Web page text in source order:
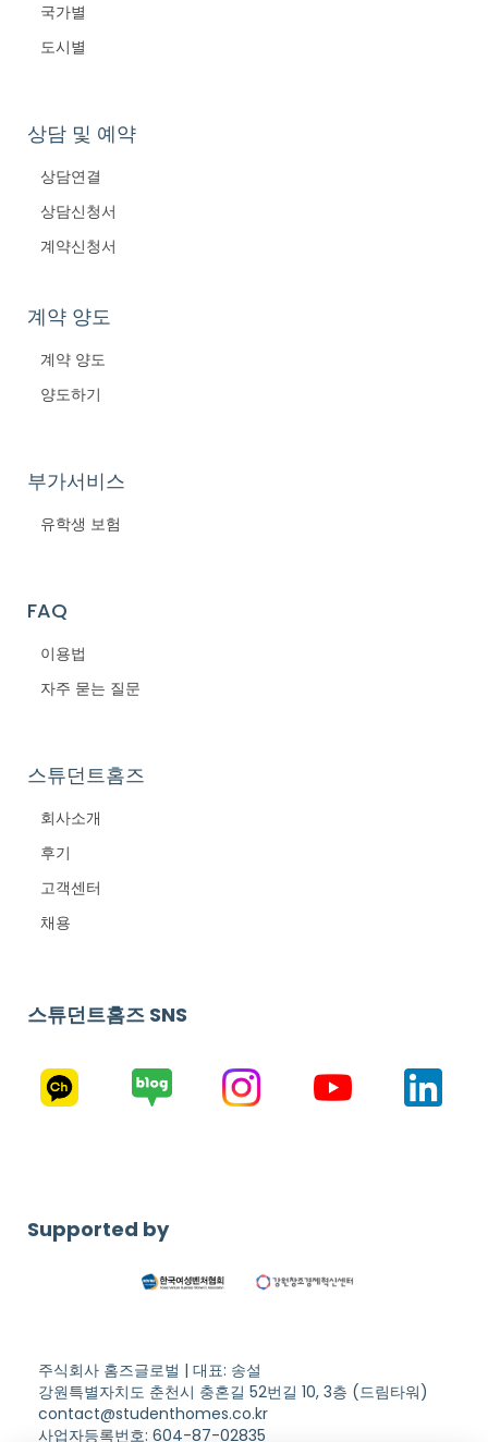
국가별
도시별
상담 및 예약
상담연결
상담신청서
계약신청서
계약 양도
계약 양도
양도하기
부가서비스
유학생 보험
FAQ
이용법
자주 묻는 질문
스튜던트홈즈
회사소개
후기
고객센터
채용
스튜던트홈즈 SNS
Supported by
주식회사 홈즈글로벌 | 대표: 송설
강원특별자치도 춘천시 충혼길 52번길 10, 3층 (드림타워)
contact@studenthomes.co.kr
사업자등록번호: 604-87-02835